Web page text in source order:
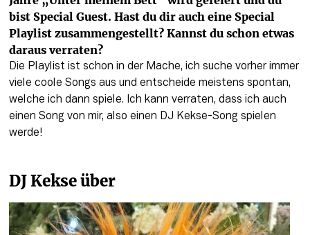
bist Special Guest. Hast du dir auch eine Special
Playlist zusammengestellt? Kannst du schon etwas
daraus verraten?
Die Playlist ist schon in der Mache, ich suche vorher immer
viele coole Songs aus und entscheide meistens spontan,
welche ich dann spiele. Ich kann verraten, dass ich auch
einen Song von mir, also einen DJ Kekse-Song spielen
werde!
DJ Kekse über